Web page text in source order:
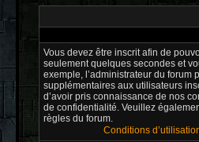
Vous devez être inscrit afin de
seulement quelques secondes et
exemple, l’administrateur du forum
supplémentaires aux utilisateurs
d’avoir pris connaissance de nos
de confidentialité. Veuillez
règles du forum.
Conditions